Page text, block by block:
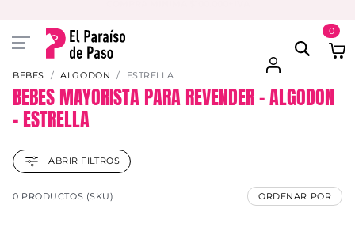
0
BEBES ALGODON ESTRELLA
BEBES MAYORISTA PARA REVENDER – ALGODON
– ESTRELLA
ABRIR FILTROS
0 PRODUCTOS (SKU) ORDENAR POR